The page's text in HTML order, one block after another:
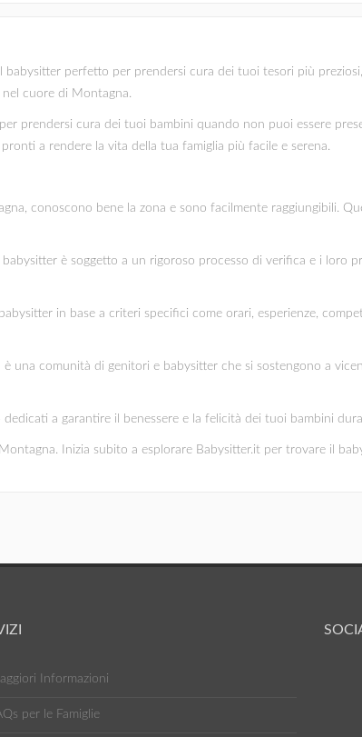
perfetto per prendersi cura dei tuoi tesori più
cuore di Montagna.
prendersi cura dei tuoi bambini quando non puoi essere
a rendere la vita della tua famiglia più facile e serena.
conoscono bene la zona e sono facilmente raggiungibili.
è soggetto a un rigoroso processo di verifica e i loro
in base a criteri specifici come orari, esperienze,
una comunità di genitori e babysitter che si sostengono a
a garantire il benessere e la felicità dei tuoi bambini
Inizia subito a esplorare Babysitter.it per trovare il
Informazioni
per le Famiglie